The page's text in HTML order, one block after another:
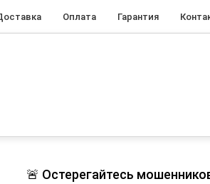
Оплата Гарантия
🚨 Остерегайтесь